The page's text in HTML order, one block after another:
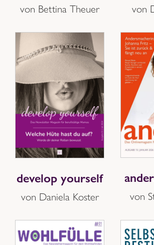
von Bettina Theuer von
develop yourself
von Daniela Koster von